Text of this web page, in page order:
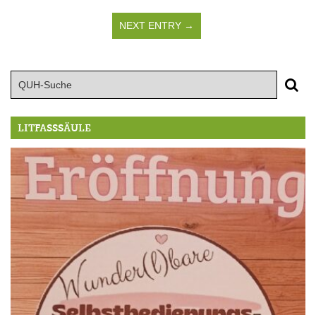
NEXT ENTRY →
LITFASSSÄULE